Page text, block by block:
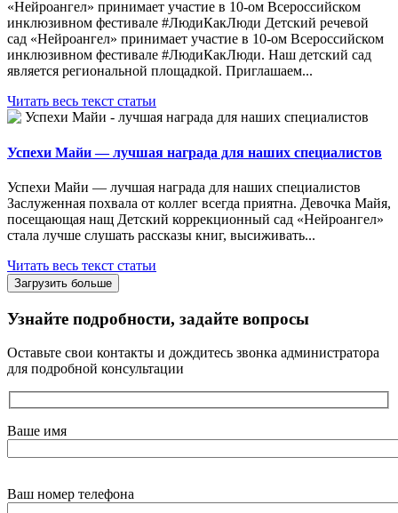
«Нейроангел» принимает участие в 10-ом Всероссийском
инклюзивном фестивале #ЛюдиКакЛюди Детский речевой
сад «Нейроангел» принимает участие в 10-ом Всероссийском
инклюзивном фестивале #ЛюдиКакЛюди. Наш детский сад
является региональной площадкой. Приглашаем...
Читать весь текст статьи
Успехи Майи — лучшая награда для наших специалистов
Успехи Майи — лучшая награда для наших специалистов
Заслуженная похвала от коллег всегда приятна. Девочка Майя,
посещающая нащ Детский коррекционный сад «Нейроангел»
стала лучше слушать рассказы книг, высиживать...
Читать весь текст статьи
Загрузить больше
Узнайте подробности, задайте вопросы
Оставьте свои контакты и дождитесь звонка администратора
для подробной консультации
Ваше имя
Ваш номер телефона